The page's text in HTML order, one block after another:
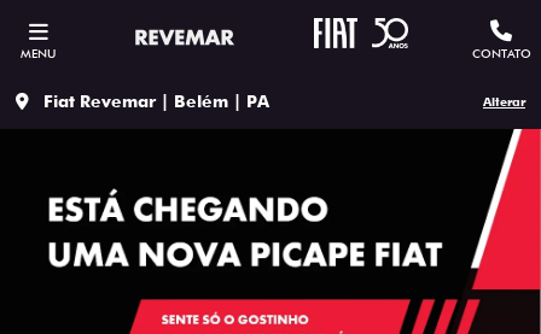
MENU CONTATO
Fiat Revemar | Belém | PA Alterar